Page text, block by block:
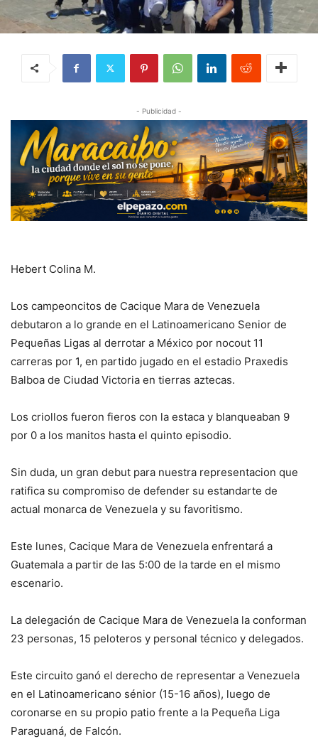
- Publicidad -
Hebert Colina M.
Los campeoncitos de Cacique Mara de Venezuela
debutaron a lo grande en el Latinoamericano Senior de
Pequeñas Ligas al derrotar a México por nocout 11
carreras por 1, en partido jugado en el estadio Praxedis
Balboa de Ciudad Victoria en tierras aztecas.
Los criollos fueron fieros con la estaca y blanqueaban 9
por 0 a los manitos hasta el quinto episodio.
Sin duda, un gran debut para nuestra representacion que
ratifica su compromiso de defender su estandarte de
actual monarca de Venezuela y su favoritismo.
Este lunes, Cacique Mara de Venezuela enfrentará a
Guatemala a partir de las 5:00 de la tarde en el mismo
escenario.
La delegación de Cacique Mara de Venezuela la conforman
23 personas, 15 peloteros y personal técnico y delegados.
Este circuito ganó el derecho de representar a Venezuela
en el Latinoamericano sénior (15-16 años), luego de
coronarse en su propio patio frente a la Pequeña Liga
Paraguaná, de Falcón.